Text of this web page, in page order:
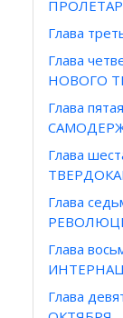
Глава
Глава
НОВОГО
Глава
Глава
Глава
Глава
Глава